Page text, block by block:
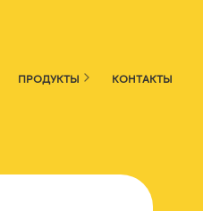
ПРОДУКТЫ КОНТАКТЫ